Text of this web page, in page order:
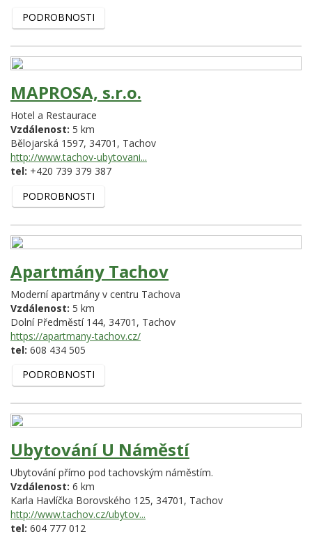
PODROBNOSTI
MAPROSA, s.r.o.
Hotel a Restaurace
Vzdálenost: 5 km
Bělojarská 1597, 34701, Tachov
http://www.tachov-ubytovani...
tel: +420 739 379 387
PODROBNOSTI
Apartmány Tachov
Moderní apartmány v centru Tachova
Vzdálenost: 5 km
Dolní Předměstí 144, 34701, Tachov
https://apartmany-tachov.cz/
tel: 608 434 505
PODROBNOSTI
Ubytování U Náměstí
Ubytování přímo pod tachovským náměstím.
Vzdálenost: 6 km
Karla Havlíčka Borovského 125, 34701, Tachov
http://www.tachov.cz/ubytov...
tel: 604 777 012